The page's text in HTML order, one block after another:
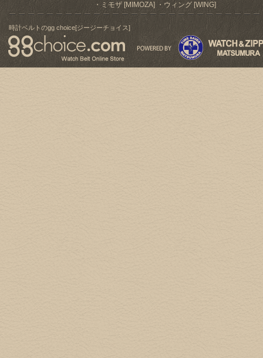
ミモザ [MIMOZA]
ウィング [WING]
時計ベルトのgg choice[ジージーチョイス]